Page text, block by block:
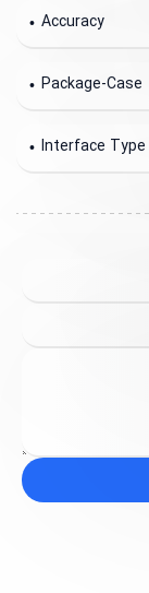
Accuracy
Package-Case
Interface Type